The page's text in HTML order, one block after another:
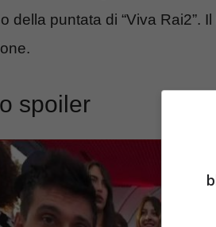
della puntata di “Viva Rai2”.
spoiler